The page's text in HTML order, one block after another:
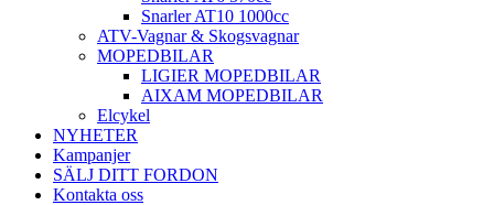
Snarler AT10 1000cc
ATV-Vagnar & Skogsvagnar
MOPEDBILAR
LIGIER MOPEDBILAR
AIXAM MOPEDBILAR
Elcykel
NYHETER
Kampanjer
SÄLJ DITT FORDON
Kontakta oss